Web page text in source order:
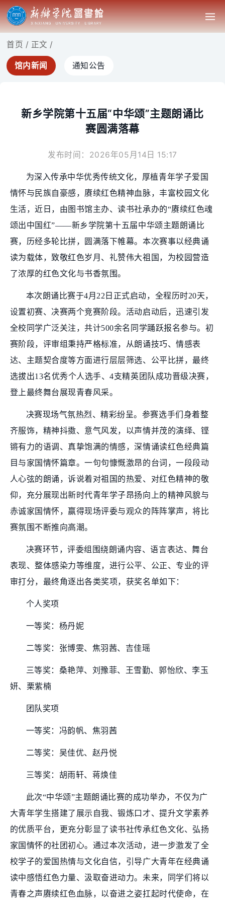
首页 / 正文 /
馆内新闻 通知公告
新乡学院第十五届“中华颂”主题朗诵比
赛圆满落幕
发布时间：2026年05月14日 15:17
为深入传承中华优秀传统文化，厚植青年学子爱国
情怀与民族自豪感，赓续红色精神血脉，丰富校园文化
生活，近日，由图书馆主办、读书社承办的“赓续红色魂
颂出中国红”——新乡学院第十五届中华颂主题朗诵比
赛，历经多轮比拼，圆满落下帷幕。本次赛事以经典诵
读为载体，致敬红色岁月、礼赞伟大祖国，为校园营造
了浓厚的红色文化与书香氛围。
本次朗诵比赛于4月22日正式启动，全程历时20天，
设置初赛、决赛两个竞赛阶段。活动启动后，迅速引发
全校同学广泛关注，共计500余名同学踊跃报名参与。初
赛阶段，评审组秉持严格标准，从朗诵技巧、情感表
达、主题契合度等方面进行层层筛选、公平比拼，最终
选拔出13名优秀个人选手、4支精英团队成功晋级决赛，
登上最终舞台展现青春风采。
决赛现场气氛热烈、精彩纷呈。参赛选手们身着整
齐服饰，精神抖擞、意气风发，以声情并茂的演绎、铿
锵有力的语调、真挚饱满的情感，深情诵读红色经典篇
目与家国情怀篇章。一句句慷慨激昂的台词，一段段动
人心弦的朗诵，诉说着对祖国的热爱、对红色精神的敬
仰，充分展现出新时代青年学子昂扬向上的精神风貌与
赤诚家国情怀，赢得现场评委与观众的阵阵掌声，将比
赛氛围不断推向高潮。
决赛环节，评委组围绕朗诵内容、语言表达、舞台
表现、整体感染力等维度，进行公平、公正、专业的评
审打分，最终角逐出各类奖项，获奖名单如下：
个人奖项
一等奖：杨丹妮
二等奖：张博雯、焦羽茜、吉佳瑶
三等奖：桑艳萍、刘豫菲、王雪勤、郭怡欣、李玉
妍、栗紫楠
团队奖项
一等奖：冯韵帆、焦羽茜
二等奖：吴佳优、赵丹悦
三等奖：胡雨轩、蒋焕佳
此次“中华颂”主题朗诵比赛的成功举办，不仅为广
大青年学生搭建了展示自我、锻炼口才、提升文学素养
的优质平台，更充分彰显了读书社传承红色文化、弘扬
家国情怀的社团初心。通过本次活动，进一步激发了全
校学子的爱国热情与文化自信，引导广大青年在经典诵
读中感悟红色力量、汲取奋进动力。未来，同学们将以
青春之声赓续红色血脉，以奋进之姿扛起时代使命，在